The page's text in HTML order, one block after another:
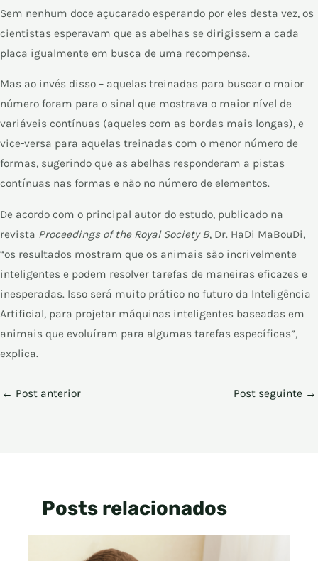
Sem nenhum doce açucarado esperando por eles desta vez, os
cientistas esperavam que as abelhas se dirigissem a cada
placa igualmente em busca de uma recompensa.
Mas ao invés disso – aquelas treinadas para buscar o maior
número foram para o sinal que mostrava o maior nível de
variáveis ​​contínuas (aqueles com as bordas mais longas), e
vice-versa para aquelas treinadas com o menor número de
formas, sugerindo que as abelhas responderam a pistas
contínuas nas formas e não no número de elementos.
De acordo com o principal autor do estudo, publicado na
revista Proceedings of the Royal Society B, Dr. HaDi MaBouDi,
“os resultados mostram que os animais são incrivelmente
inteligentes e podem resolver tarefas de maneiras eficazes e
inesperadas. Isso será muito prático no futuro da Inteligência
Artificial, para projetar máquinas inteligentes baseadas em
animais que evoluíram para algumas tarefas específicas”,
explica.
← Post anterior Post seguinte →
Posts relacionados